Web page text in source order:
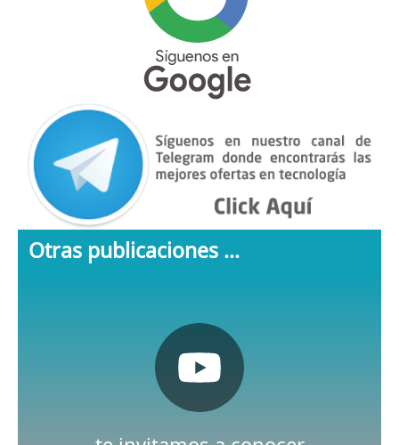
Otras publicaciones ...
Nuestro canal de Youtube
Pulsa aquí